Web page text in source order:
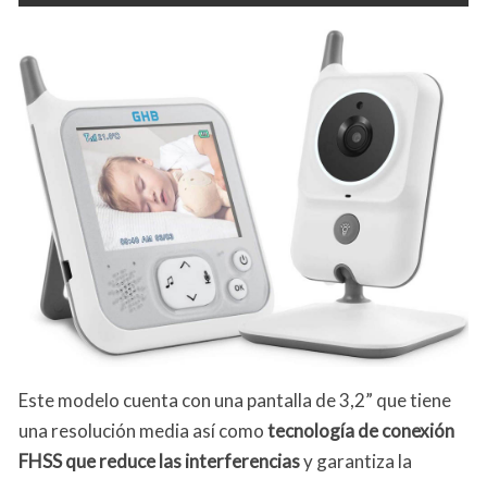
Este modelo cuenta con una pantalla de 3,2” que tiene
una resolución media así comotecnología de conexión
FHSS que reduce las interferenciasy garantiza la